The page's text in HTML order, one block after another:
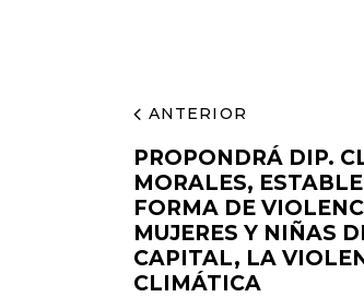
ANTERIOR
PROPONDRÁ DIP.
MORALES,
FORMA DE
MUJERES Y NIÑAS
CAPITAL, LA
CLIMÁTICA